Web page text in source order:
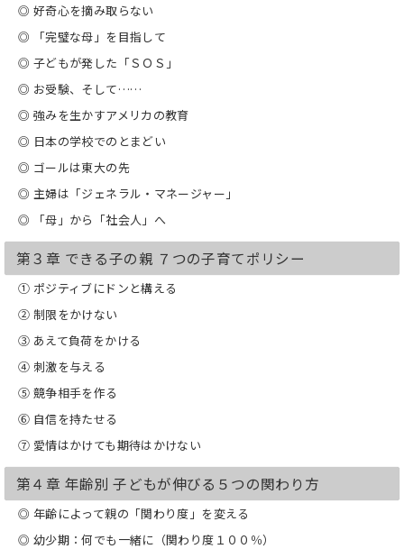
◎ 好奇心を摘み取らない
◎ 「完璧な母」を目指して
◎ 子どもが発した「ＳＯＳ」
◎ お受験、そして……
◎ 強みを生かすアメリカの教育
◎ 日本の学校でのとまどい
◎ ゴールは東大の先
◎ 主婦は「ジェネラル・マネージャー」
◎ 「母」から「社会人」へ
第３章 できる子の親 ７つの子育てポリシー
① ポジティブにドンと構える
② 制限をかけない
③ あえて負荷をかける
④ 刺激を与える
⑤ 競争相手を作る
⑥ 自信を持たせる
⑦ 愛情はかけても期待はかけない
第４章 年齢別 子どもが伸びる５つの関わり方
◎ 年齢によって親の「関わり度」を変える
◎ 幼少期：何でも一緒に（関わり度１００％）